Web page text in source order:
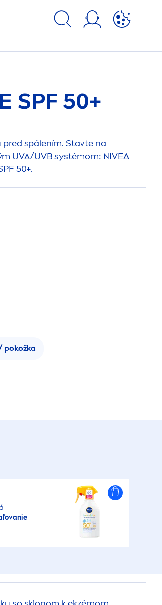
SPF 50+
spálením. Stavte na
UVA/UVB systémom: NIVEA
50+.
pokožka